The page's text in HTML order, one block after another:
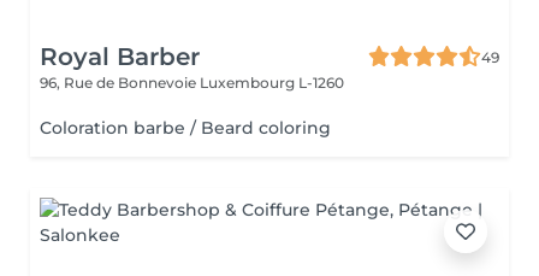
Royal Barber
49
96, Rue de Bonnevoie Luxembourg L-1260
Coloration barbe / Beard coloring